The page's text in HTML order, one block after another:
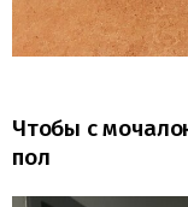
Чтобы с
пол